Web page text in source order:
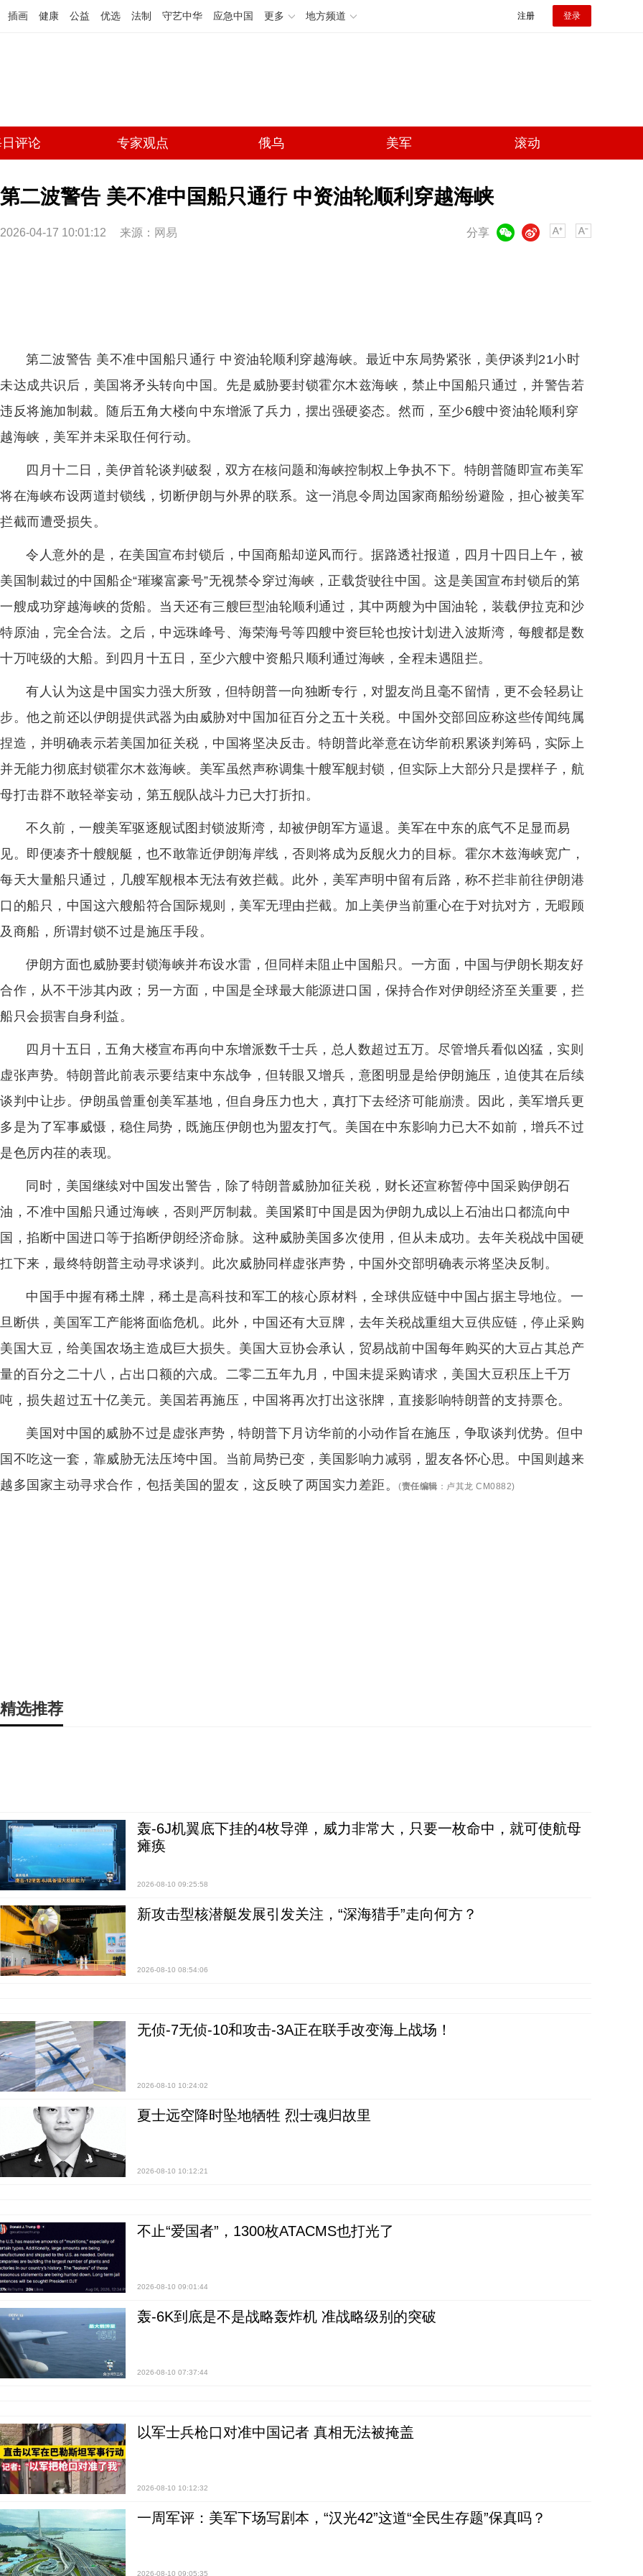
插画 健康 公益 优选 法制 守艺中华 应急中国 更多 地方频道 注册 登录
评论 专家观点 俄乌 美军 滚动
第二波警告 美不准中国船只通行 中资油轮顺利穿越海峡
2026-04-17 10:01:12 来源： 网易 分享
微博
第二波警告 美不准中国船只通行 中资油轮顺利穿越海峡。最近中东局势紧张，美伊谈判21小时
未达成共识后，美国将矛头转向中国。先是威胁要封锁霍尔木兹海峡，禁止中国船只通过，并警告若
违反将施加制裁。随后五角大楼向中东增派了兵力，摆出强硬姿态。然而，至少6艘中资油轮顺利穿
越海峡，美军并未采取任何行动。
四月十二日，美伊首轮谈判破裂，双方在核问题和海峡控制权上争执不下。特朗普随即宣布美军
将在海峡布设两道封锁线，切断伊朗与外界的联系。这一消息令周边国家商船纷纷避险，担心被美军
拦截而遭受损失。
令人意外的是，在美国宣布封锁后，中国商船却逆风而行。据路透社报道，四月十四日上午，被
美国制裁过的中国船企“璀璨富豪号”无视禁令穿过海峡，正载货驶往中国。这是美国宣布封锁后的第
一艘成功穿越海峡的货船。当天还有三艘巨型油轮顺利通过，其中两艘为中国油轮，装载伊拉克和沙
特原油，完全合法。之后，中远珠峰号、海荣海号等四艘中资巨轮也按计划进入波斯湾，每艘都是数
十万吨级的大船。到四月十五日，至少六艘中资船只顺利通过海峡，全程未遇阻拦。
有人认为这是中国实力强大所致，但特朗普一向独断专行，对盟友尚且毫不留情，更不会轻易让
步。他之前还以伊朗提供武器为由威胁对中国加征百分之五十关税。中国外交部回应称这些传闻纯属
捏造，并明确表示若美国加征关税，中国将坚决反击。特朗普此举意在访华前积累谈判筹码，实际上
并无能力彻底封锁霍尔木兹海峡。美军虽然声称调集十艘军舰封锁，但实际上大部分只是摆样子，航
母打击群不敢轻举妄动，第五舰队战斗力已大打折扣。
不久前，一艘美军驱逐舰试图封锁波斯湾，却被伊朗军方逼退。美军在中东的底气不足显而易
见。即便凑齐十艘舰艇，也不敢靠近伊朗海岸线，否则将成为反舰火力的目标。霍尔木兹海峡宽广，
每天大量船只通过，几艘军舰根本无法有效拦截。此外，美军声明中留有后路，称不拦非前往伊朗港
口的船只，中国这六艘船符合国际规则，美军无理由拦截。加上美伊当前重心在于对抗对方，无暇顾
及商船，所谓封锁不过是施压手段。
伊朗方面也威胁要封锁海峡并布设水雷，但同样未阻止中国船只。一方面，中国与伊朗长期友好
合作，从不干涉其内政；另一方面，中国是全球最大能源进口国，保持合作对伊朗经济至关重要，拦
船只会损害自身利益。
四月十五日，五角大楼宣布再向中东增派数千士兵，总人数超过五万。尽管增兵看似凶猛，实则
虚张声势。特朗普此前表示要结束中东战争，但转眼又增兵，意图明显是给伊朗施压，迫使其在后续
谈判中让步。伊朗虽曾重创美军基地，但自身压力也大，真打下去经济可能崩溃。因此，美军增兵更
多是为了军事威慑，稳住局势，既施压伊朗也为盟友打气。美国在中东影响力已大不如前，增兵不过
是色厉内荏的表现。
同时，美国继续对中国发出警告，除了特朗普威胁加征关税，财长还宣称暂停中国采购伊朗石
油，不准中国船只通过海峡，否则严厉制裁。美国紧盯中国是因为伊朗九成以上石油出口都流向中
国，掐断中国进口等于掐断伊朗经济命脉。这种威胁美国多次使用，但从未成功。去年关税战中国硬
扛下来，最终特朗普主动寻求谈判。此次威胁同样虚张声势，中国外交部明确表示将坚决反制。
中国手中握有稀土牌，稀土是高科技和军工的核心原材料，全球供应链中中国占据主导地位。一
旦断供，美国军工产能将面临危机。此外，中国还有大豆牌，去年关税战重组大豆供应链，停止采购
美国大豆，给美国农场主造成巨大损失。美国大豆协会承认，贸易战前中国每年购买的大豆占其总产
量的百分之二十八，占出口额的六成。二零二五年九月，中国未提采购请求，美国大豆积压上千万
吨，损失超过五十亿美元。美国若再施压，中国将再次打出这张牌，直接影响特朗普的支持票仓。
美国对中国的威胁不过是虚张声势，特朗普下月访华前的小动作旨在施压，争取谈判优势。但中
国不吃这一套，靠威胁无法压垮中国。当前局势已变，美国影响力减弱，盟友各怀心思。中国则越来
越多国家主动寻求合作，包括美国的盟友，这反映了两国实力差距。
(责任编辑 ： 卢其龙 CM0882)
精选推荐
轰-6J机翼底下挂的4枚导弹，威力非常大，只要一枚命中，就可使航母
瘫痪
2026-08-10 09:25:58
新攻击型核潜艇发展引发关注，“深海猎手”走向何方？
2026-08-10 08:54:06
无侦-7无侦-10和攻击-3A正在联手改变海上战场！
2026-08-10 10:24:02
夏士远空降时坠地牺牲 烈士魂归故里
2026-08-10 10:12:21
不止“爱国者”，1300枚ATACMS也打光了
2026-08-10 09:01:44
轰-6K到底是不是战略轰炸机 准战略级别的突破
2026-08-10 07:37:44
以军士兵枪口对准中国记者 真相无法被掩盖
2026-08-10 10:12:32
一周军评：美军下场写剧本，“汉光42”这道“全民生存题”保真吗？
2026-08-10 09:05:35